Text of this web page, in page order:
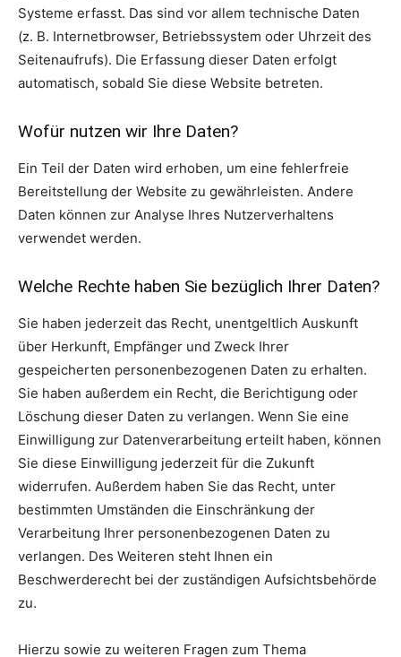
Systeme erfasst. Das sind vor allem technische Daten
(z. B. Internetbrowser, Betriebssystem oder Uhrzeit des
Seitenaufrufs). Die Erfassung dieser Daten erfolgt
automatisch, sobald Sie diese Website betreten.
Wofür nutzen wir Ihre Daten?
Ein Teil der Daten wird erhoben, um eine fehlerfreie
Bereitstellung der Website zu gewährleisten. Andere
Daten können zur Analyse Ihres Nutzerverhaltens
verwendet werden.
Welche Rechte haben Sie bezüglich Ihrer Daten?
Sie haben jederzeit das Recht, unentgeltlich Auskunft
über Herkunft, Empfänger und Zweck Ihrer
gespeicherten personenbezogenen Daten zu erhalten.
Sie haben außerdem ein Recht, die Berichtigung oder
Löschung dieser Daten zu verlangen. Wenn Sie eine
Einwilligung zur Datenverarbeitung erteilt haben, können
Sie diese Einwilligung jederzeit für die Zukunft
widerrufen. Außerdem haben Sie das Recht, unter
bestimmten Umständen die Einschränkung der
Verarbeitung Ihrer personenbezogenen Daten zu
verlangen. Des Weiteren steht Ihnen ein
Beschwerderecht bei der zuständigen Aufsichtsbehörde
zu.
Hierzu sowie zu weiteren Fragen zum Thema